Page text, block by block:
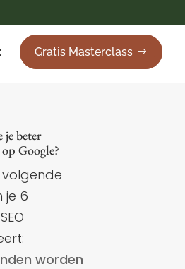
Gratis Masterclass
beter
Google?
je 6
worden